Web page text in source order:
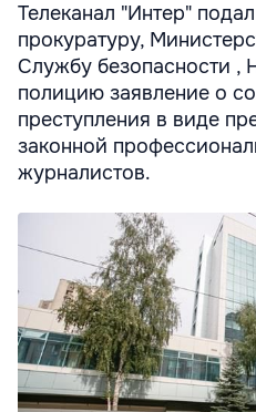
Телеканал "Интер"
прокуратуру,
Службу безопасности ,
полицию заявление о
преступления в виде
законной
журналистов.